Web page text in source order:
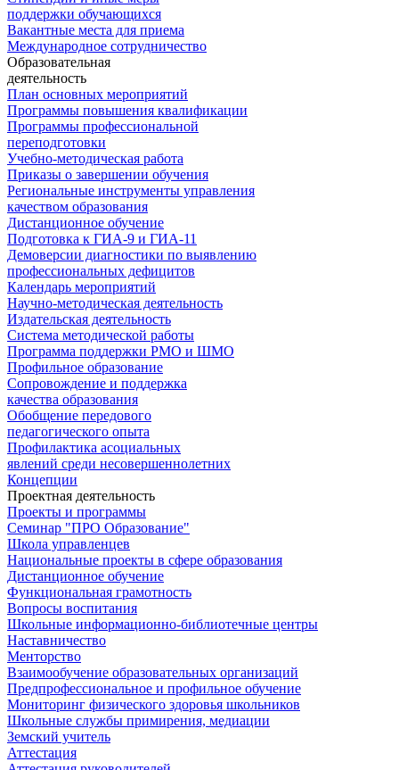
поддержки обучающихся
Вакантные места для приема
Международное сотрудничество
Образовательная
деятельность
План основных мероприятий
Программы повышения квалификации
Программы профессиональной
переподготовки
Учебно-методическая работа
Приказы о завершении обучения
Региональные инструменты управления
качеством образования
Дистанционное обучение
Подготовка к ГИА-9 и ГИА-11
Демоверсии диагностики по выявлению
профессиональных дефицитов
Календарь мероприятий
Научно-методическая деятельность
Издательская деятельность
Система методической работы
Программа поддержки РМО и ШМО
Профильное образование
Сопровождение и поддержка
качества образования
Обобщение передового
педагогического опыта
Профилактика асоциальных
явлений среди несовершеннолетних
Концепции
Проектная деятельность
Проекты и программы
Семинар "ПРО Образование"
Школа управленцев
Национальные проекты в сфере образования
Дистанционное обучение
Функциональная грамотность
Вопросы воспитания
Школьные информационно-библиотечные центры
Наставничество
Менторство
Взаимообучение образовательных организаций
Предпрофессиональное и профильное обучение
Мониторинг физического здоровья школьников
Школьные службы примирения, медиации
Земский учитель
Аттестация